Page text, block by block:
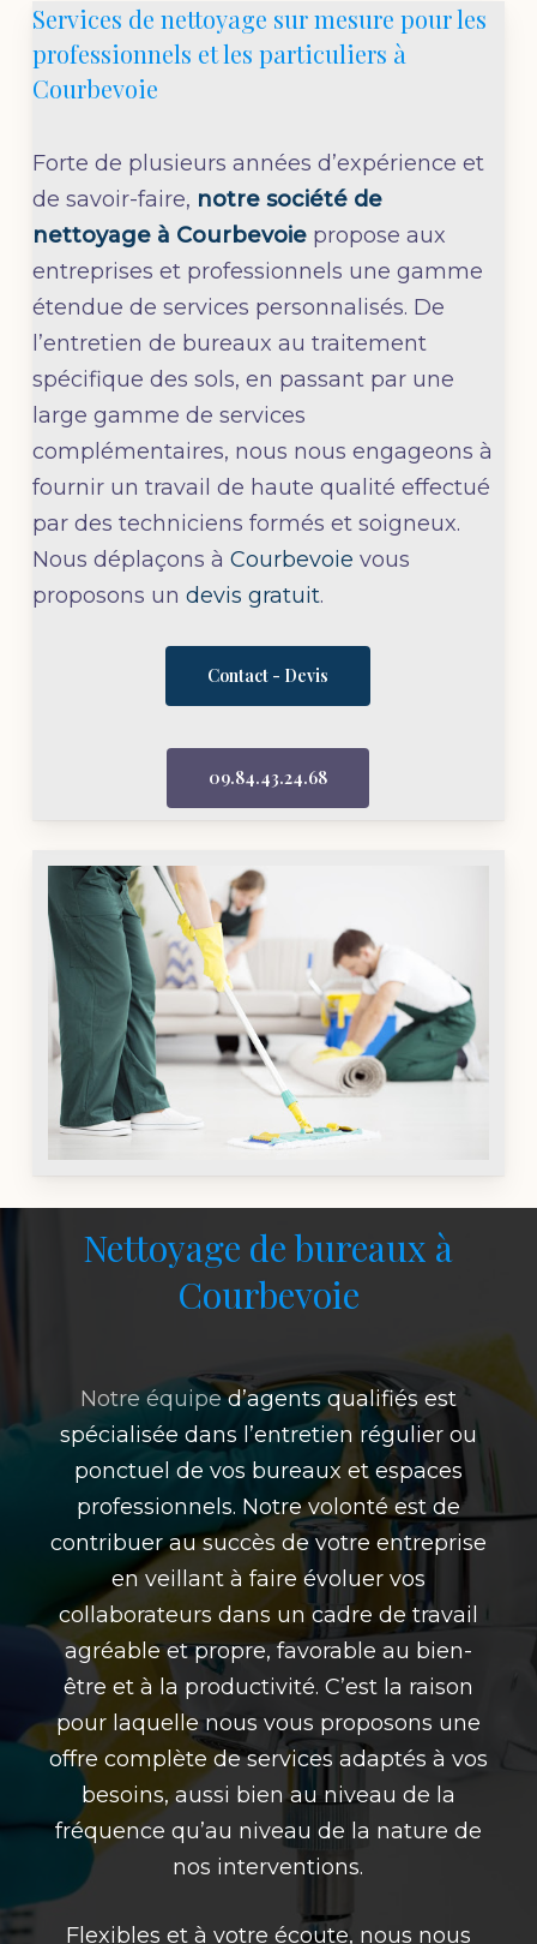
Services de nettoyage sur mesure pour les
professionnels et les particuliers à
Courbevoie
Forte de plusieurs années d’expérience et
de savoir-faire, notre société de
nettoyage à Courbevoiepropose aux
entreprises et professionnels une gamme
étendue de services personnalisés. De
l’entretien de bureaux au traitement
spécifique des sols, en passant par une
large gamme de services
complémentaires, nous nous engageons à
fournir un travail de haute qualité effectué
par des techniciens formés et soigneux.
Nous déplaçons à Courbevoie vous
proposons un devis gratuit.
Contact - Devis
09.84.43.24.68
Nettoyage de bureaux à
Courbevoie
Notre équiped’agents qualifiés est
spécialisée dans l’entretien régulier ou
ponctuel de vos bureaux et espaces
professionnels. Notre volonté est de
contribuer au succès de votre entreprise
en veillant à faire évoluer vos
collaborateurs dans un cadre de travail
agréable et propre, favorable au bien-
être et à la productivité. C’est la raison
pour laquelle nous vous proposons une
offre complète de services adaptés à vos
besoins, aussi bien au niveau de la
fréquence qu’au niveau de la nature de
nos interventions.
Flexibles et à votre écoute, nous nous